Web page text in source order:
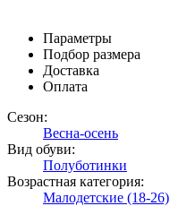
Параметры
Подбор размера
Доставка
Оплата
Сезон:
Весна-осень
Вид обуви:
Полуботинки
Возрастная категория:
Малодетские (18-26)